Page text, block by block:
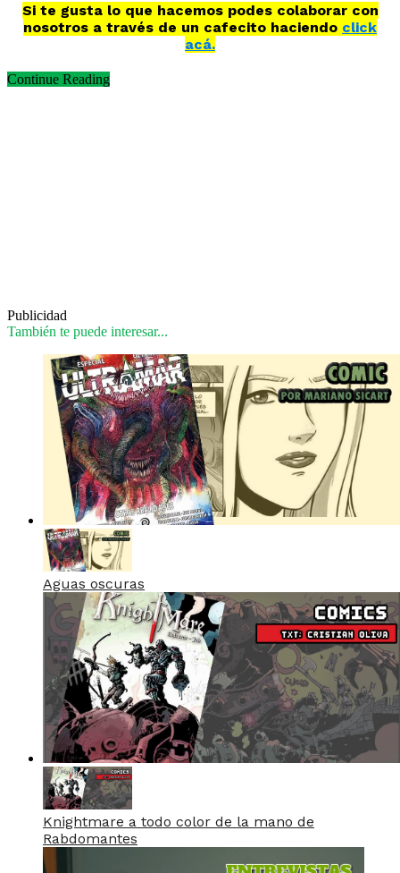
Si te gusta lo que hacemos podes colaborar con
nosotros a través de un cafecito haciendo click
acá.
Continue Reading
Publicidad
También te puede interesar...
Aguas oscuras
Knightmare a todo color de la mano de
Rabdomantes